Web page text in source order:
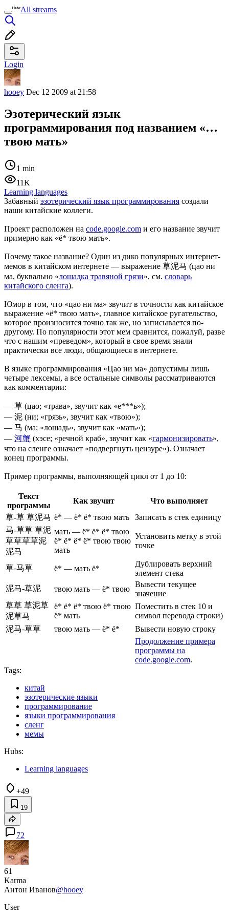
All streams
Login
hooey Dec 12 2009 at 21:58
Эзотерический язык
программирования под названием «…
твою мать»
1 min
11K
Learning languages
Забавный эзотерический язык программирования создали
наши китайские коллеги.
Проект расположен на code.google.com и его название звучит
примерно как «ё* твою мать».
Почему такое название? Один из дико популярных интернет-
мемов в китайском интернете — выражение 草泥马 (цао ни
ма, буквально «лошадка травяной грязи», см. словарь
китайского сленга).
Юмор в том, что «цао ни ма» звучит в точности как китайское
выражение «ё* твою мать», главное китайское ругательство,
которое произносится точно так же, но записывается по-
другому. По популярности этот мем сравнится, пожалуй, разве
что с нашим «преведом», который в свое время знали
практически все люди, общающиеся в интернете.
В языке программирования «Цао ни ма» допустимы лишь
четыре лексемы, а все остальные символы рассматриваются
как комментарии:
— 草 (цао; «трава», звучит как «е***ь»);
— 泥 (ни; «грязь», звучит как «твою»);
— 马 (ма; «лошадь», звучит как «мать»);
— 河蟹 (хэсе; «речной краб», звучит как «гармонизировать»,
что на сленге означает «подвергнуть цензуре»). Означает
конец программы.
Пример программы, выполняющей цикл от 1 до 10:
Текст
программы
Как звучит
Что выполняет
草-草 草泥马 ё* — ё* ё* твою мать
Записать в стек единицу
马-草草 草泥
草草草草泥
泥马
мать — ё* ё* ё* твою
ё* ё* ё* ё* твою твою
мать
Установить метку в этой
точке
草-马草 ё* — мать ё*
Дублировать верхний
элемент стека
泥马-草泥
твою мать — ё* твою
Вывести текущее
значение
草草 草泥草
泥草马
ё* ё* ё* твою ё* твою
ё* мать
Поместить в стек 10 и
символ перевода строки)
泥马-草草
твою мать — ё* ё*
Вывести новую строку
Продолжение примера
программы на
code.google.com.
Tags:
китай
эзотерические языки
программирование
языки программирования
сленг
мемы
Hubs:
Learning languages
+49
19
72
61
Karma
Антон Иванов@hooey
User